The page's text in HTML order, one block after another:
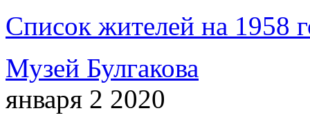
Список жителей на 1958
Музей Булгакова
января 2 2020